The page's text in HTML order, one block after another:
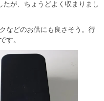
が、ちょうどよく収まりまし
などのお供にも良さそう。行
す。